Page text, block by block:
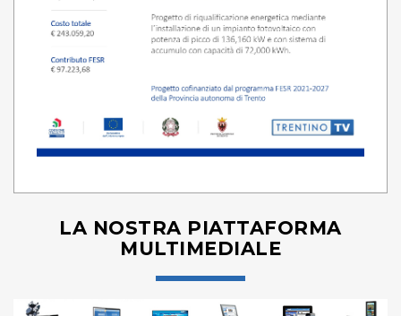
LA NOSTRA PIATTAFORMA
MULTIMEDIALE